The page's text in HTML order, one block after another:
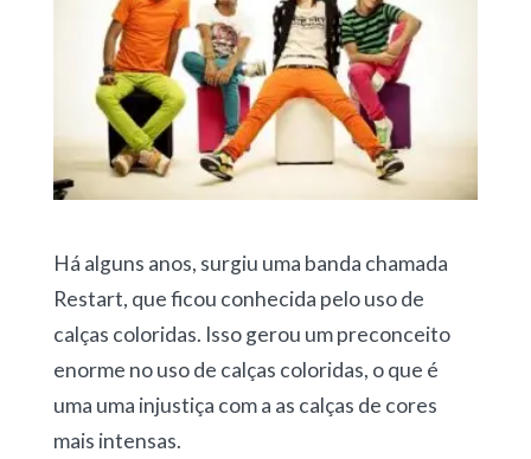
Há alguns anos, surgiu uma banda chamada
Restart, que ficou conhecida pelo uso de
calças coloridas. Isso gerou um preconceito
enorme no uso de calças coloridas, o que é
uma uma injustiça com a as calças de cores
mais intensas.